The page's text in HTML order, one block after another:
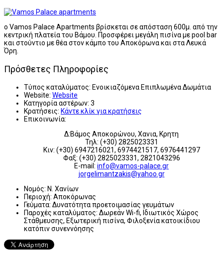
ο Vamos Palace Apartments βρίσκεται σε απόσταση 600μ. από την
κεντρική πλατεία του Βάμου. Προσφέρει μεγάλη πισίνα με pool bar
και στούντιο με θέα στον κάμπο του Αποκόρωνα και στα Λευκά
Όρη.
Πρόσθετες Πληροφορίες
Τύπος καταλύματος: Ενοικιαζόμενα Επιπλωμένα Δωμάτια
Website: Website
Κατηγορία αστέρων: 3
Κρατήσεις: Κάντε κλίκ για κρατήσεις
Επικοινωνία:
Δ:Βάμος Αποκορώνου, Χανια, Κρητη
Τηλ: (+30) 2825023331
Κιν: (+30) 6947216021, 6974421517, 6976441297
Φαξ: (+30) 2825023331, 2821043296
E-mail: info@vamos-palace.gr
jorgelimantzakis@yahoo.gr
Νομός: Ν. Χανίων
Περιοχή: Αποκόρωνας
Γεύματα: Δυνατότητα προετοιμασίας γευμάτων
Παροχές καταλύματος: Δωρεάν Wi-fi, Ιδιωτικός Χώρος
Στάθμευσης, Εξωτερική πισίνα, Φιλοξενία κατοικίδιου
κατόπιν συνεννόησης